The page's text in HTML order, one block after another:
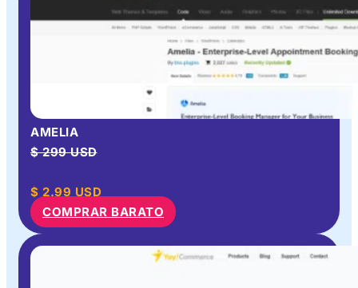
AMELIA
$ 299 USD
$ 2.99 USD
COMPRAR BARATO